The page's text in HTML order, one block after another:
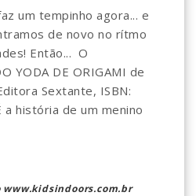
um tempinho agora... e
de novo no rítmo
Então... O
YODA DE ORIGAMI de
Sextante, ISBN:
história de um menino
www.kidsindoors.com.br